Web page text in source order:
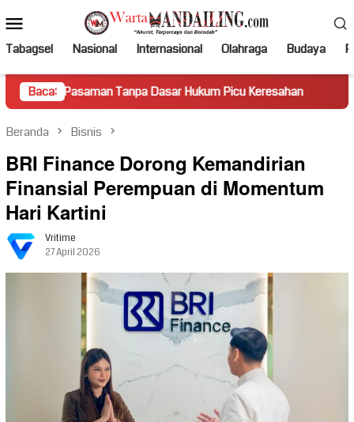
ke
kontenMobile
Tabagsel Nasional Internasional Olahraga Budaya
Baca:Tanpa Dasar Hukum Picu Keresahan Truk Miring
Beranda Bisnis
BRI Finance Dorong Kemandirian
Finansial Perempuan di Momentum
Hari Kartini
Vritime
27 April 2026